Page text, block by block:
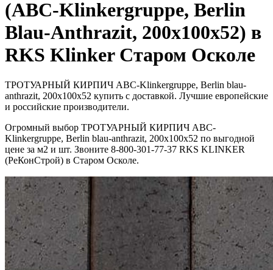
(ABC-Klinkergruppe, Berlin
Blau-Anthrazit, 200х100х52) в
RKS Klinker Старом Осколе
ТРОТУАРНЫЙ КИРПИЧ ABC-Klinkergruppe, Berlin blau-
anthrazit, 200х100х52 купить с доставкой. Лучшие европейские
и российские производители.
Огромный выбор ТРОТУАРНЫЙ КИРПИЧ ABC-
Klinkergruppe, Berlin blau-anthrazit, 200х100х52 по выгодной
цене за м2 и шт. Звоните 8-800-301-77-37 RKS KLINKER
(РеКонСтрой) в Старом Осколе.